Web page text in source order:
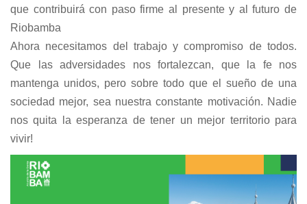
que contribuirá con paso firme al presente y al futuro de
Riobamba
Ahora necesitamos del trabajo y compromiso de todos.
Que las adversidades nos fortalezcan, que la fe nos
mantenga unidos, pero sobre todo que el sueño de una
sociedad mejor, sea nuestra constante motivación. Nadie
nos quita la esperanza de tener un mejor territorio para
vivir!